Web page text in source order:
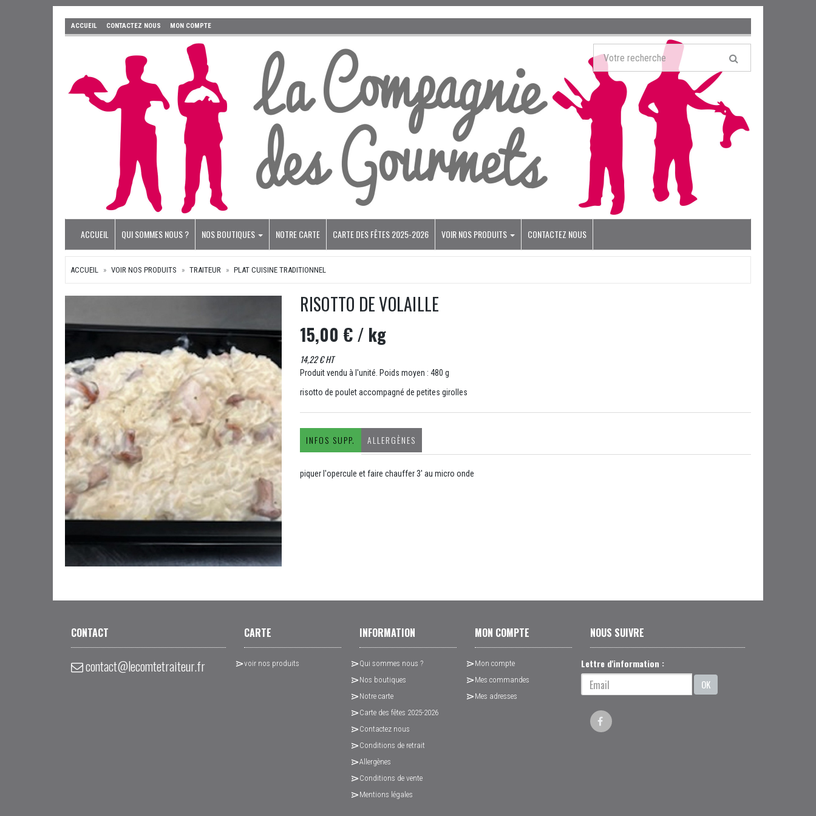
ACCUEIL CONTACTEZ NOUS MON COMPTE
ACCUEIL QUI SOMMES NOUS ? NOS BOUTIQUES NOTRE CARTE CARTE DES FÊTES 2025-2026 VOIR NOS PRODUITS CONTACTEZ NOUS
ACCUEIL VOIR NOS PRODUITS TRAITEUR PLAT CUISINE TRADITIONNEL
RISOTTO DE VOLAILLE
15,00 €/ kg
14,22 € HT
Produit vendu à l'unité. Poids moyen : 480 g
risotto de poulet accompagné de petites girolles
INFOS SUPP. ALLERGÈNES
piquer l'opercule et faire chauffer 3' au micro onde
CONTACT
contact@lecomtetraiteur.fr
CARTE
voir nos produits
INFORMATION
Qui sommes nous ?
Nos boutiques
Notre carte
Carte des fêtes 2025-2026
Contactez nous
Conditions de retrait
Allergènes
Conditions de vente
Mentions légales
MON COMPTE
Mon compte
Mes commandes
Mes adresses
NOUS SUIVRE
Lettre d'information :
OK